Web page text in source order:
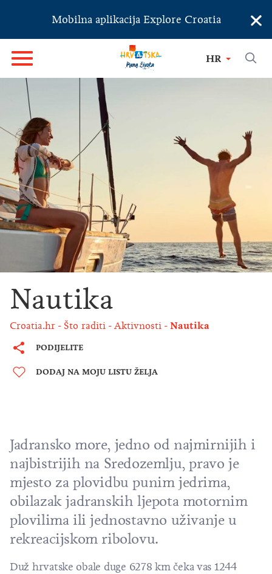
Mobilna aplikacija Explore Croatia ×
HR
Nautika
Croatia.hr Što raditi Aktivnosti Nautika
PODIJELITE
DODAJ NA MOJU LISTU ŽELJA
Jadransko more, jedno od najmirnijih i
najbistrijih na Sredozemlju, pravo je
mjesto za plovidbu punim jedrima,
obilazak jadranskih ljepota motornim
plovilima ili jednostavno uživanje u
rekreacijskom ribolovu.
Duž hrvatske obale duge 6278 km čeka vas 1244